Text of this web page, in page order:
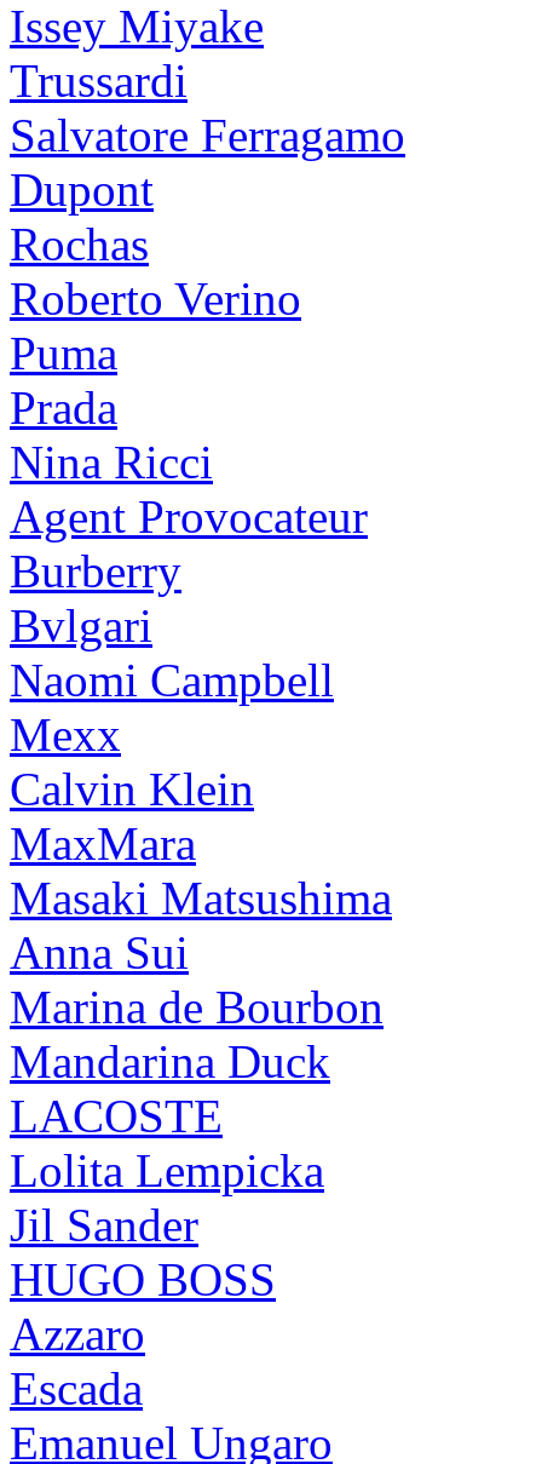
Issey Miyake
Trussardi
Salvatore Ferragamo
Dupont
Rochas
Roberto Verino
Puma
Prada
Nina Ricci
Agent Provocateur
Burberry
Bvlgari
Naomi Campbell
Mexx
Calvin Klein
MaxMara
Masaki Matsushima
Anna Sui
Marina de Bourbon
Mandarina Duck
LACOSTE
Lolita Lempicka
Jil Sander
HUGO BOSS
Azzaro
Escada
Emanuel Ungaro